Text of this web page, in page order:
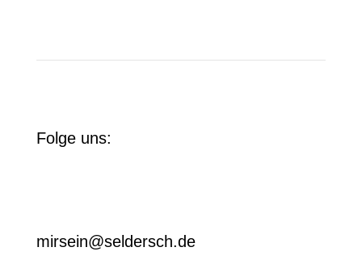
Folge uns:
mirsein@seldersch.de